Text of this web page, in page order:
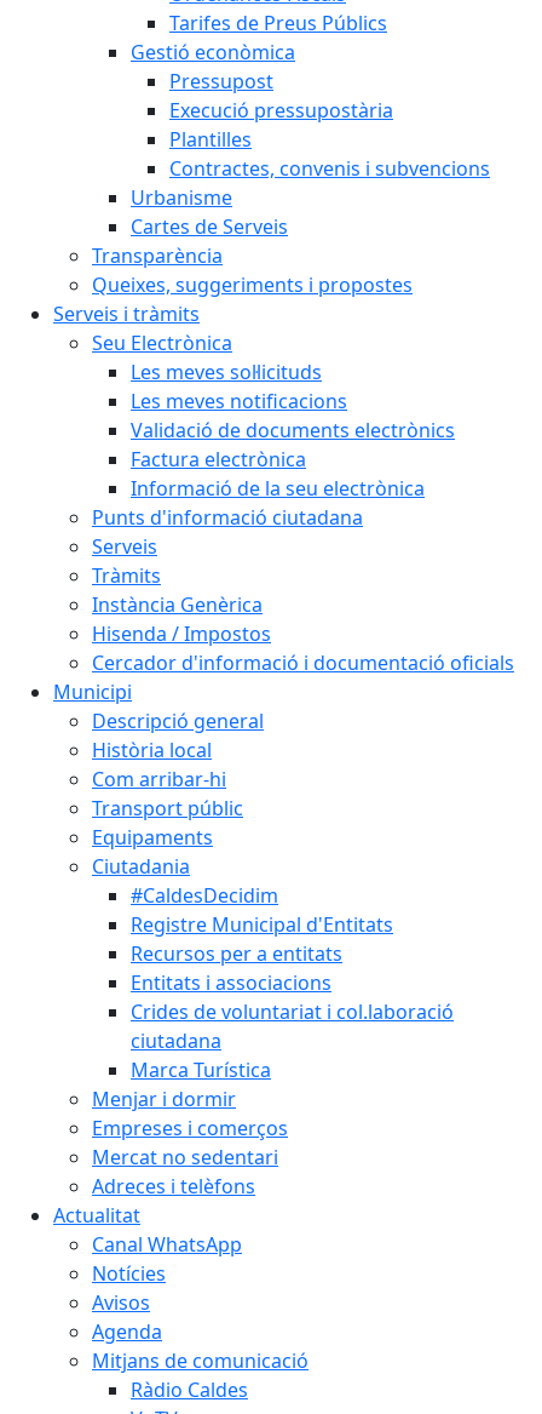
Tarifes de Preus Públics
Gestió econòmica
Pressupost
Execució pressupostària
Plantilles
Contractes, convenis i subvencions
Urbanisme
Cartes de Serveis
Transparència
Queixes, suggeriments i propostes
Serveis i tràmits
Seu Electrònica
Les meves sol·licituds
Les meves notificacions
Validació de documents electrònics
Factura electrònica
Informació de la seu electrònica
Punts d'informació ciutadana
Serveis
Tràmits
Instància Genèrica
Hisenda / Impostos
Cercador d'informació i documentació oficials
Municipi
Descripció general
Història local
Com arribar-hi
Transport públic
Equipaments
Ciutadania
#CaldesDecidim
Registre Municipal d'Entitats
Recursos per a entitats
Entitats i associacions
Crides de voluntariat i col.laboració
ciutadana
Marca Turística
Menjar i dormir
Empreses i comerços
Mercat no sedentari
Adreces i telèfons
Actualitat
Canal WhatsApp
Notícies
Avisos
Agenda
Mitjans de comunicació
Ràdio Caldes